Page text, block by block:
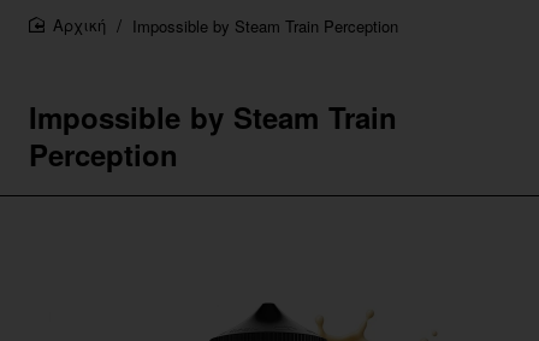
Impossible by Steam Train
Perception
home
Impossible by Steam Train Perception